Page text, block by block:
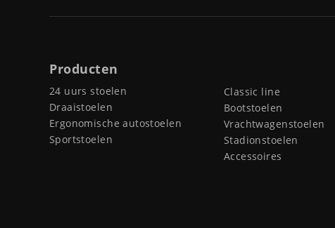
Producten
24 uurs stoelen
Draaistoelen
Ergonomische autostoelen
Sportstoelen
Classic line
Bootstoelen
Vrachtwagenstoelen
Stadionstoelen
Accessoires